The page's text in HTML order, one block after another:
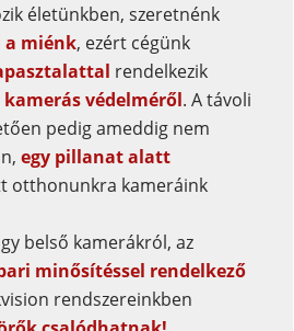
életünkben, szeretnénk
a miénk, ezért cégünk
rendelkezik
védelméről. A távoli
pedig ameddig nem
egy pillanat alatt
otthonunkra kameráink
belső kamerákról, az
minősítéssel rendelkező
rendszereinkben